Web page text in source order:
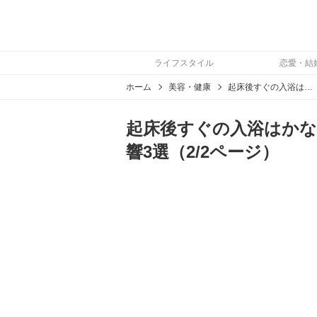
ライフスタイル 恋愛・結
ホーム 美容・健康 起床後すぐの入浴はかなり危険！朝風呂による体への悪影響3選
起床後すぐの入浴はか
響3選（2/2ページ）